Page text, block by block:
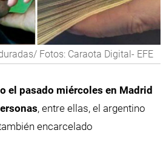
Fotos: Caraota Digital- EFE
el pasado miércoles en Madrid
, entre ellas, el argentino
encarcelado